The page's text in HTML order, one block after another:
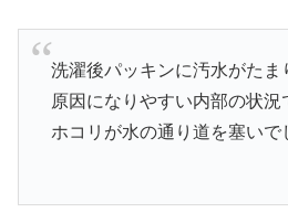
洗濯後パッキンに汚水がたま
原因になりやすい内部の状況
ホコリが水の通り道を塞いで